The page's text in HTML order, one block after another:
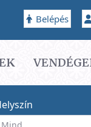
Belépés